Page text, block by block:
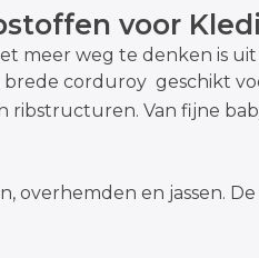
voor
meer weg te denken is
corduroy geschikt
ribstructuren. Van fijne
overhemden en jassen.